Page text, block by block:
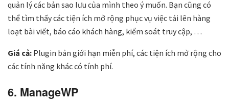
quản lý các bản sao lưu của mình theo ý muốn. Bạn cũng có
thể tìm thấy các tiện ích mở rộng phục vụ việc tải lên hàng
loạt bài viết, báo cáo khách hàng, kiểm soát truy cập, …
Giá cả: Plugin bản giới hạn miễn phí, các tiện ích mở rộng cho
các tính năng khác có tính phí.
6. ManageWP